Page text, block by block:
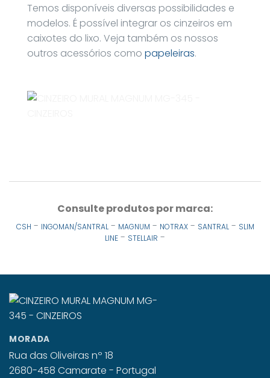
Temos disponíveis diversas possibilidades e
modelos. É possível integrar os cinzeiros em
caixotes do lixo. Veja também os nossos
outros acessórios como papeleiras.
Consulte produtos por marca:
CSH - INGOMAN/SANTRAL- MAGNUM - NOTRAX- SANTRAL- SLIM
LINE - STELLAIR -
MORADA
Rua das Oliveiras nº 18
2680-458 Camarate - Portugal